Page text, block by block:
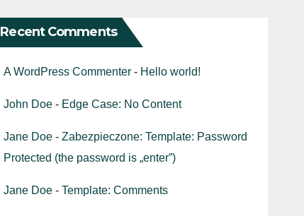
Recent Comments
A WordPress Commenter - Hello world!
John Doe - Edge Case: No Content
Jane Doe -Zabezpieczone: Template: Password
Protected (the password is „enter”)
Jane Doe -Template: Comments